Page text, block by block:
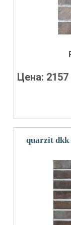
Цена: 2157
quarzit dkk